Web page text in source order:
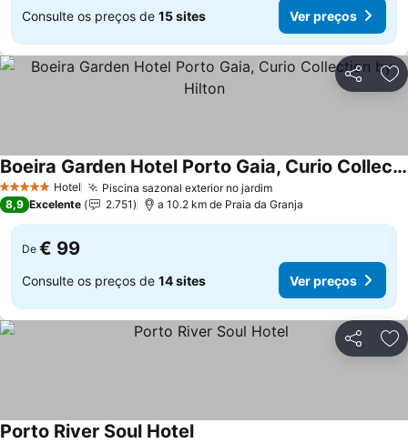
Consulte os preços de 15 sites Ver preços
Partilhar
5 Estrelas Hotel Piscina sazonal exterior no jardimVer preços
Boeira Garden Hotel Porto Gaia, Curio Collection by Hilton
Ver preços
8,9 Excelente 2.751 a 10.2 km de Praia da Granja
De € 99
Consulte os preços de 14 sites Ver preços
Partilhar
Porto River Soul Hotel